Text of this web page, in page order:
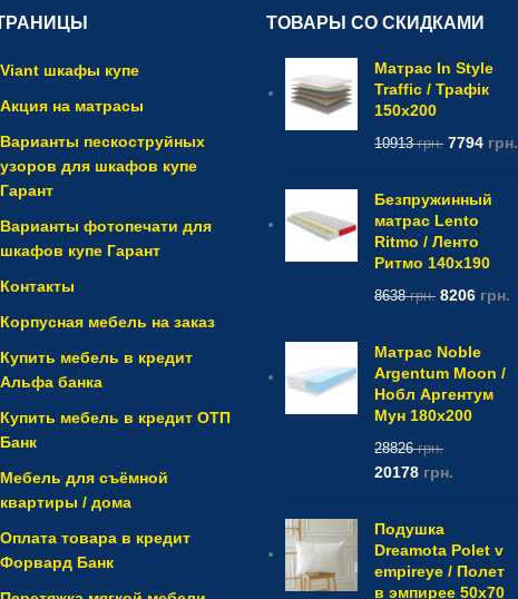
Viant шкафы купе
Акция на матрасы
Варианты пескоструйных
узоров для шкафов купе
Гарант
Варианты фотопечати для
шкафов купе Гарант
Контакты
Корпусная мебель на заказ
Купить мебель в кредит
Альфа банка
Купить мебель в кредит ОТП
Банк
Мебель для съёмной
квартиры / дома
Оплата товара в кредит
Форвард Банк
ТОВАРЫ СО СКИДКАМИ
Матрас In Style
Traffic / Трафік
150x200
10913грн. 7794 грн.
Безпружинный
матрас Lento
Ritmo / Ленто
Ритмо 140x190
8638грн. 8206 грн.
Матрас Noble
Argentum Moon /
Нобл Аргентум
Мун 180x200
28826грн.
20178 грн.
Подушка
Dreamota Polet v
empireye / Полет
в эмпирее 50х70